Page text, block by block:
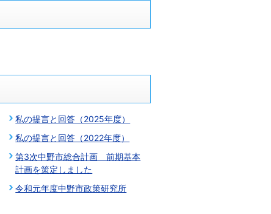
私の提言と回答（2025年度）
私の提言と回答（2022年度）
第3次中野市総合計画 前期基本
計画を策定しました
令和元年度中野市政策研究所